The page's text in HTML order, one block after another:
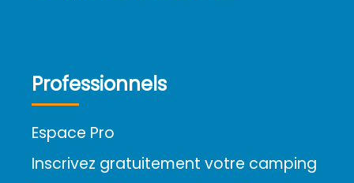
Professionnels
Espace Pro
Inscrivez gratuitement votre camping